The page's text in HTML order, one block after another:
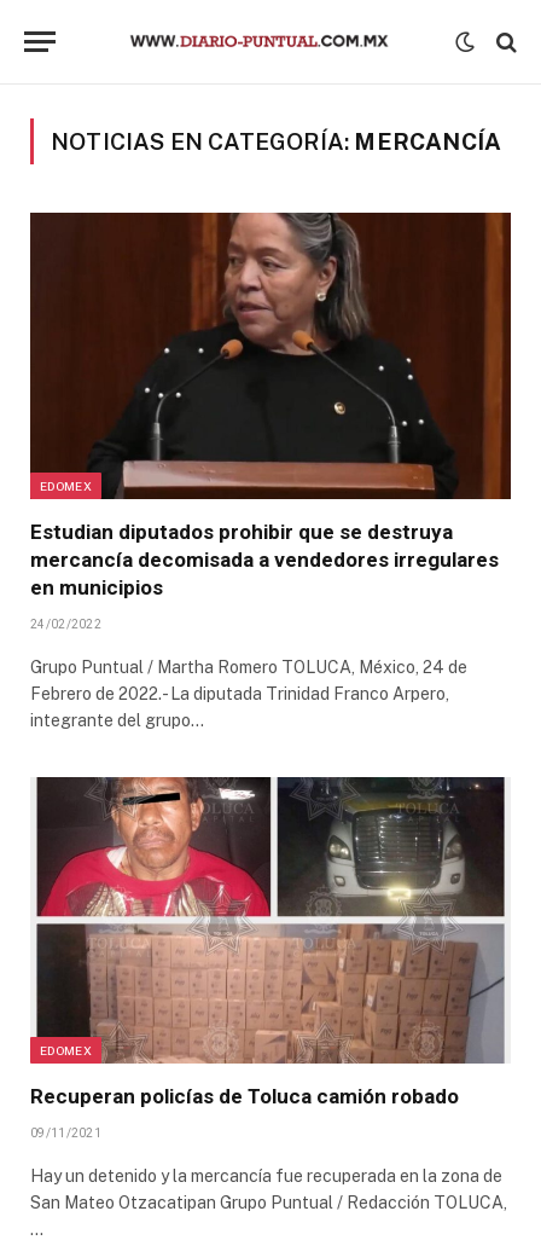
NOTICIAS EN CATEGORÍA: MERCANCÍA
EDOMEX
Estudian diputados prohibir que se destruya
mercancía decomisada a vendedores irregulares
en municipios
24/02/2022
Grupo Puntual / Martha Romero TOLUCA, México, 24 de
Febrero de 2022.- La diputada Trinidad Franco Arpero,
integrante del grupo…
EDOMEX
Recuperan policías de Toluca camión robado
09/11/2021
Hay un detenido y la mercancía fue recuperada en la zona de
San Mateo Otzacatipan Grupo Puntual / Redacción TOLUCA,
…